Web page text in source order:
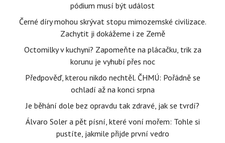
pódium musí být událost
Černé díry mohou skrývat stopu mimozemské civilizace.
Zachytit ji dokážeme i ze Země
Octomilky v kuchyni? Zapomeňte na plácačku, trik za
korunu je vyhubí přes noc
Předpověď, kterou nikdo nechtěl. ČHMÚ: Pořádně se
ochladí až na konci srpna
Je běhání dole bez opravdu tak zdravé, jak se tvrdí?
Álvaro Soler a pět písní, které voní mořem: Tohle si
pustíte, jakmile přijde první vedro